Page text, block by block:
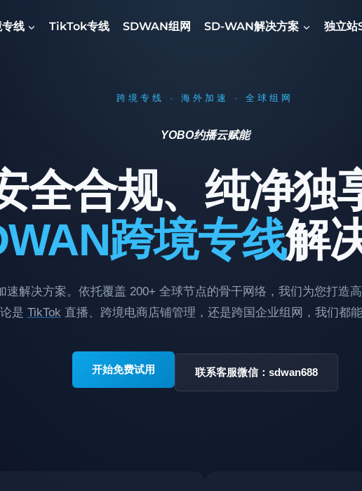
线 TikTok专线 SDWAN组网 SD-WAN解决方案 独立站
跨境专线 · 海外加速 · 全球组网
YOBO约播云赋能
全合规、纯净独
跨境专线解
解决方案。依托覆盖 200+ 全球节点的骨干网络，我们为您打造
是 TikTok直播、跨境电商店铺管理，还是跨国企业组网，我们都
开始免费试用 联系客服微信：sdwan688